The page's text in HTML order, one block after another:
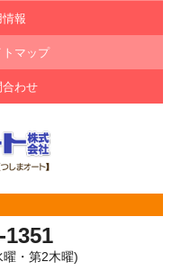
情報
トマップ
合わせ
1351
・第2木曜)